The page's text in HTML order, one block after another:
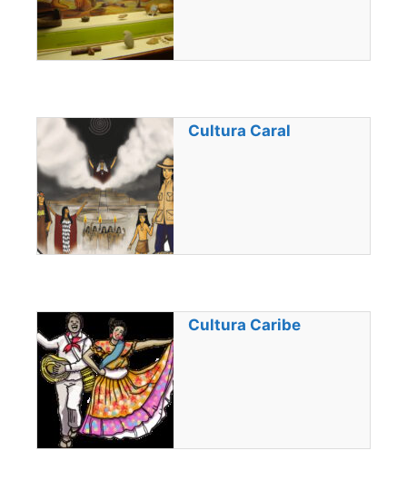
Cultura Caral
Cultura Caribe